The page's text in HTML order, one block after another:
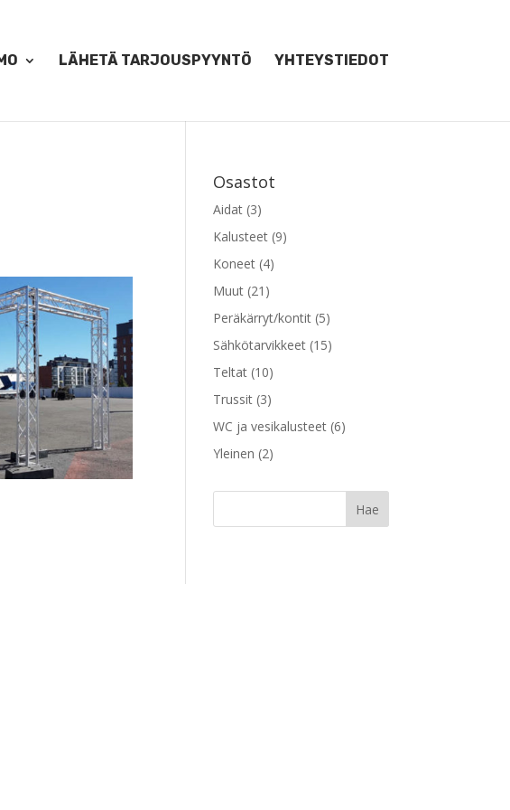
LÄHETÄ TARJOUSPYYNTÖ YHTEYSTIEDOT
Osastot
Aidat (3)
Kalusteet (9)
Koneet (4)
Muut (21)
Peräkärryt/kontit (5)
Sähkötarvikkeet (15)
Teltat (10)
Trussit (3)
WC ja vesikalusteet (6)
Yleinen (2)